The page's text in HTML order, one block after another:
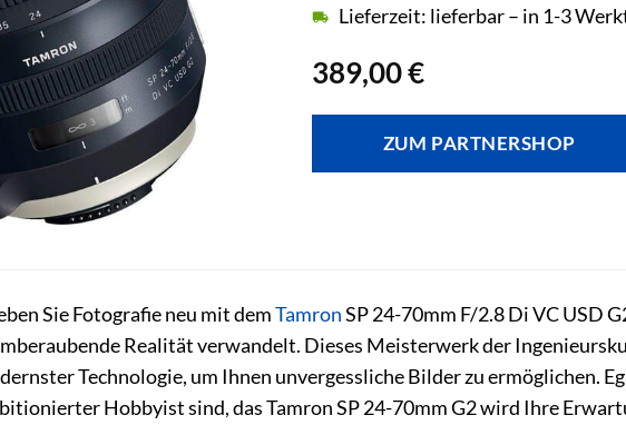
389,00€
Lieferzeit: lieferbar – in 1-3
ZUM PARTNERSHOP
Sie Fotografie neu mit demTamronSP 24-70mm F/2.8 Di VC USD
Realität verwandelt. Dieses Meisterwerk der
Technologie, um Ihnen unvergessliche Bilder zu ermöglichen.
Hobbyist sind, das Tamron SP 24-70mm G2 wird Ihre